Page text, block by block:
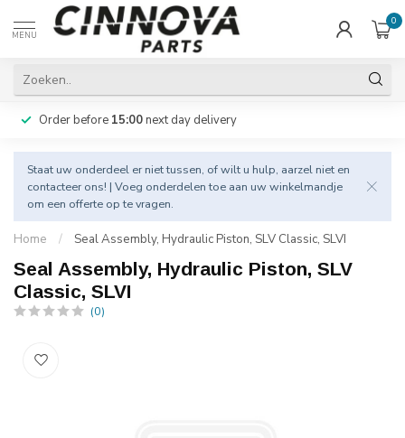
MENU
0
Order before 15:00next day delivery
Staat uw onderdeel er niet tussen, of wilt u hulp, aarzel niet en
contacteer ons! | Voeg onderdelen toe aan uw winkelmandje
om een offerte op te vragen.
Home / Seal Assembly, Hydraulic Piston, SLV Classic, SLVI
Seal Assembly, Hydraulic Piston, SLV
Classic, SLVI
(0)